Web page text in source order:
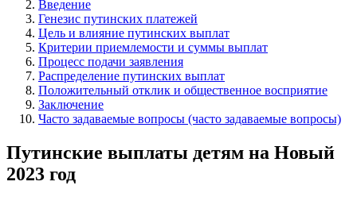
Введение
Генезис путинских платежей
Цель и влияние путинских выплат
Критерии приемлемости и суммы выплат
Процесс подачи заявления
Распределение путинских выплат
Положительный отклик и общественное восприятие
Заключение
Часто задаваемые вопросы (часто задаваемые вопросы)
Путинские выплаты детям на Новый
2023 год